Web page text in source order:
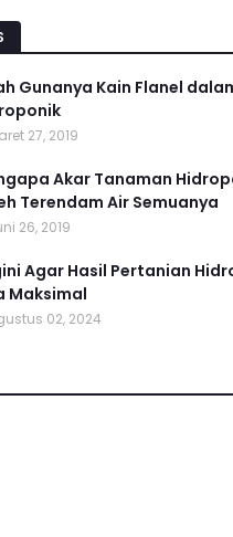
Gunanya Kain Flanel
27, 2019
Akar Tanaman
Terendam Air Semuanya
26, 2019
Agar Hasil Pertanian
Maksimal
02, 2024